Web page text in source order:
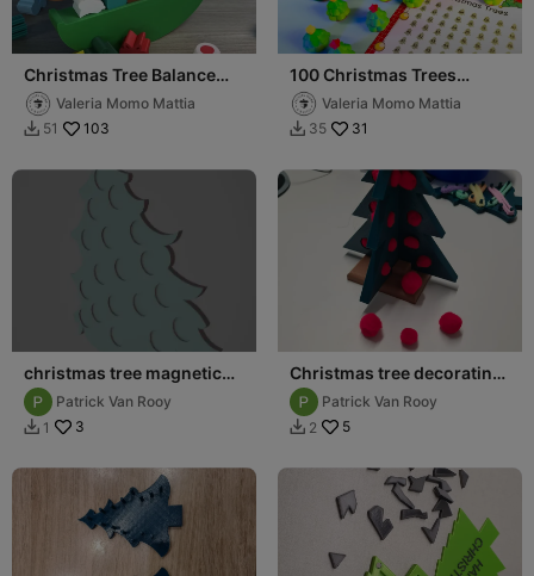
Christmas Tree Balance
Stacking Game
Valeria Momo Mattia
 51 103
100 Christmas Trees
Challenge Game + PDF!
Valeria Momo Mattia
 35 31
christmas tree magnetic
gamePatrick Van Rooy
 1 3
Christmas tree decorating
game with pom poms
Patrick Van Rooy
 2 5